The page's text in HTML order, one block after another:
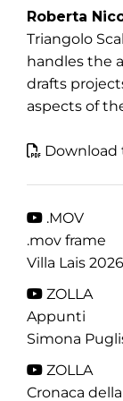
Roberta
Triangolo
handles the
drafts
aspects of
.MOV
.mov frame
Villa Lais 2026
ZOLLA
Appunti
Simona
ZOLLA
Cronaca